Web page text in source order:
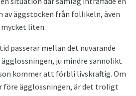
äggstocken från follikeln, även
liten.
passerar mellan det nuvarande
ju mindre sannolikt
kommer att förbli livskraftig. Om
före ägglossningen, är det troligt